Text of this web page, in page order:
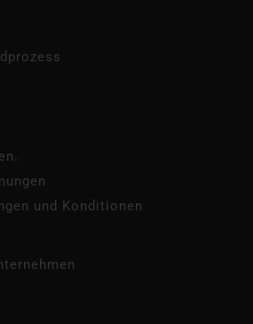
und Konditionen